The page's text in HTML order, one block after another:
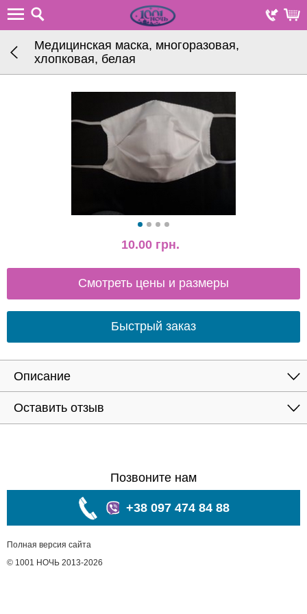
Медицинская маска, многоразовая,
хлопковая, белая
10.00 грн.
Смотреть цены и размеры
Быстрый заказ
Описание
Оставить отзыв
Позвоните нам
+38 097 474 84 88
Полная версия сайта
© 1001 НОЧЬ 2013-2026